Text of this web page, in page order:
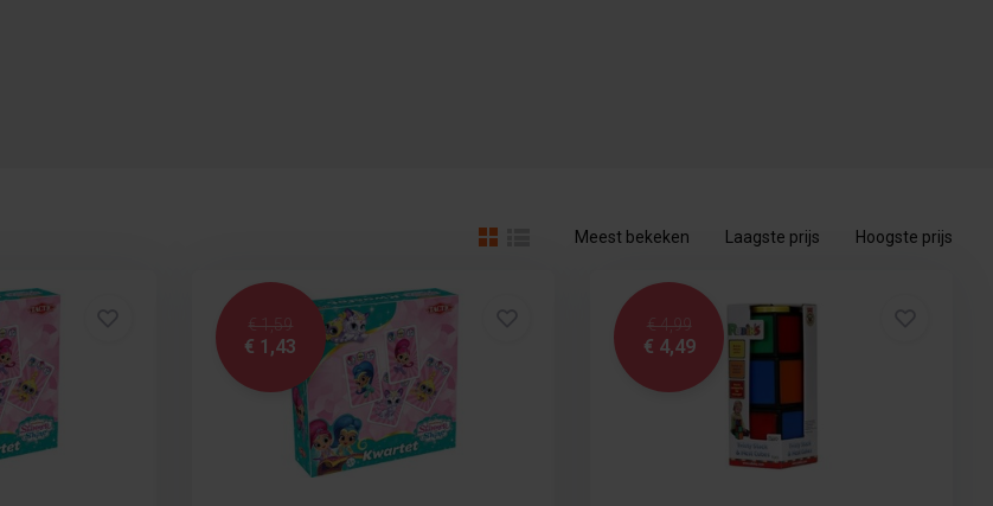
Meest bekeken Laagste prijs Hoogste prijs
€ 1,59
€ 1,43
€ 4,99
€ 4,49